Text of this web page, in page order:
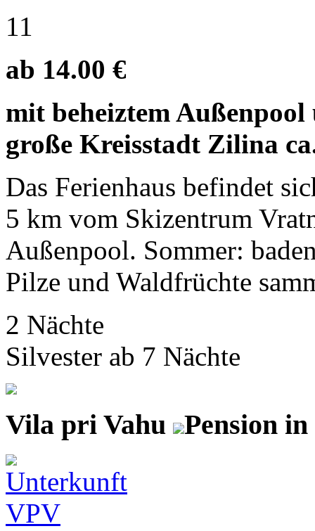
11
ab 14.00 €
mit beheiztem
große Kreisstadt Zilina
Das Ferienhaus befindet
5 km vom Skizentrum
Außenpool. Sommer:
Pilze und Waldfrüchte
2 Nächte
Silvester ab 7 Nächte
Vila pri Vahu Pension